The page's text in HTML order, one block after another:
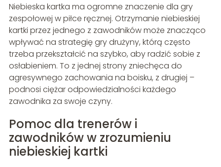
Niebieska kartka ma ogromne znaczenie dla gry
zespołowej w piłce ręcznej. Otrzymanie niebieskiej
kartki przez jednego z zawodników może znacząco
wpływać na strategię gry drużyny, którą często
trzeba przekształcić na szybko, aby radzić sobie z
osłabieniem. To z jednej strony zniechęca do
agresywnego zachowania na boisku, z drugiej –
podnosi ciężar odpowiedzialności każdego
zawodnika za swoje czyny.
Pomoc dla trenerów i
zawodników w zrozumieniu
niebieskiej kartki